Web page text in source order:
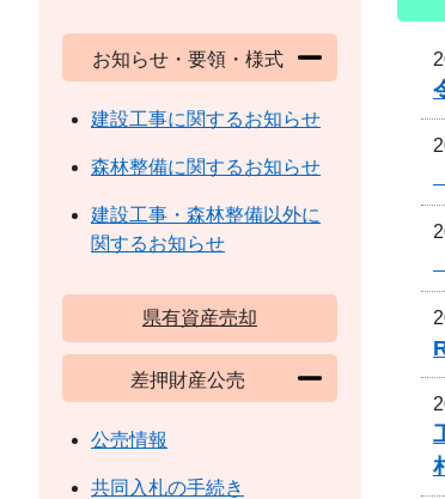
お知らせ・要領・様式
建設工事に関するお知らせ
森林整備に関するお知らせ
建設工事・森林整備以外に
関するお知らせ
県有資産売却
差押財産公売
公売情報
共同入札の手続き